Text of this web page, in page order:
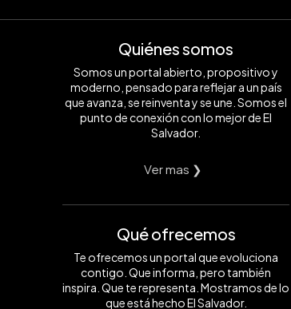
Quiénes somos
Somos un portal abierto, propositivo y
moderno, pensado para reflejar a un país
que avanza, se reinventa y se une. Somos el
punto de conexión con lo mejor de El
Salvador.
Ver mas ❯
Qué ofrecemos
Te ofrecemos un portal que evoluciona
contigo. Que informa, pero también
inspira. Que te representa. Mostramos de lo
que está hecho El Salvador.